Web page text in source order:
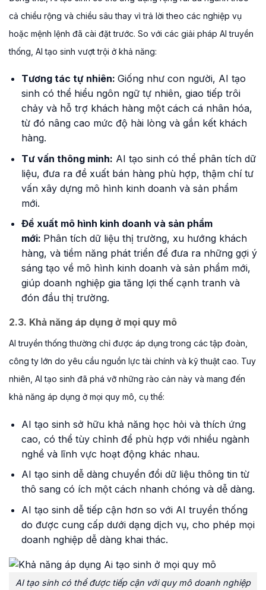
cả chiều rộng và chiều sâu thay vì trả lời theo các nghiệp vụ
hoặc mệnh lệnh đã cài đặt trước. So với các giải pháp AI truyền
thống, AI tạo sinh vượt trội ở khả năng:
Tương tác tự nhiên: Giống như con người, AI tạo
sinh có thể hiểu ngôn ngữ tự nhiên, giao tiếp trôi
chảy và hỗ trợ khách hàng một cách cá nhân hóa,
từ đó nâng cao mức độ hài lòng và gắn kết khách
hàng.
Tư vấn thông minh: AI tạo sinh có thể phân tích dữ
liệu, đưa ra đề xuất bán hàng phù hợp, thậm chí tư
vấn xây dựng mô hình kinh doanh và sản phẩm
mới.
Đề xuất mô hình kinh doanh và sản phẩm
mới: Phân tích dữ liệu thị trường, xu hướng khách
hàng, và tiềm năng phát triển để đưa ra những gợi ý
sáng tạo về mô hình kinh doanh và sản phẩm mới,
giúp doanh nghiệp gia tăng lợi thế cạnh tranh và
đón đầu thị trường.
2.3. Khả năng áp dụng ở mọi quy mô
AI truyền thống thường chỉ được áp dụng trong các tập đoàn,
công ty lớn do yêu cầu nguồn lực tài chính và kỹ thuật cao. Tuy
nhiên, AI tạo sinh đã phá vỡ những rào cản này và mang đến
khả năng áp dụng ở mọi quy mô, cụ thể:
AI tạo sinh sở hữu khả năng học hỏi và thích ứng
cao, có thể tùy chỉnh để phù hợp với nhiều ngành
nghề và lĩnh vực hoạt động khác nhau.
AI tạo sinh dễ dàng chuyển đổi dữ liệu thông tin từ
thô sang có ích một cách nhanh chóng và dễ dàng.
AI tạo sinh dễ tiếp cận hơn so với AI truyền thống
do được cung cấp dưới dạng dịch vụ, cho phép mọi
doanh nghiệp dễ dàng khai thác.
AI tạo sinh có thể được tiếp cận với quy mô doanh nghiệp